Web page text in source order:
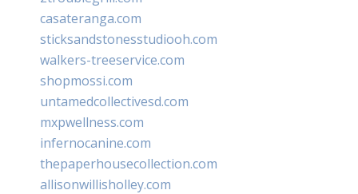
casateranga.com
sticksandstonesstudiooh.com
walkers-treeservice.com
shopmossi.com
untamedcollectivesd.com
mxpwellness.com
infernocanine.com
thepaperhousecollection.com
allisonwillisholley.com